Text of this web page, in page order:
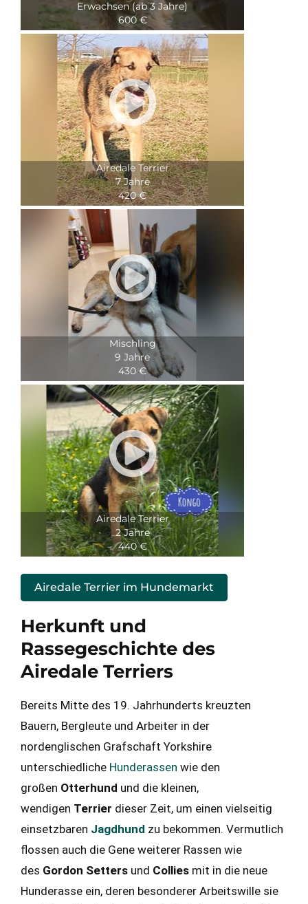
Erwachsen (ab 3 Jahre)
600 €

Airedale Terrier
7 Jahre
420 €

Mischling
9 Jahre
430 €

Airedale Terrier
2 Jahre
440 €
Airedale Terrier im Hundemarkt
Herkunft und
Rassegeschichte des
Airedale Terriers
Bereits Mitte des 19. Jahrhunderts kreuzten
Bauern, Bergleute und Arbeiter in der
nordenglischen Grafschaft Yorkshire
unterschiedliche Hunderassen wie den
großen Otterhund und die kleinen,
wendigen Terrier dieser Zeit, um einen vielseitig
einsetzbaren Jagdhund zu bekommen. Vermutlich
flossen auch die Gene weiterer Rassen wie
des Gordon Setters und Collies mit in die neue
Hunderasse ein, deren besonderer Arbeitswille sie